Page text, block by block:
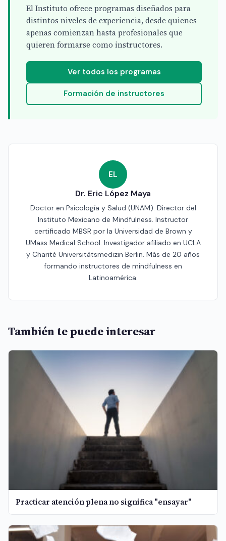
El Instituto ofrece programas diseñados para
distintos niveles de experiencia, desde quienes
apenas comienzan hasta profesionales que
quieren formarse como instructores.
Ver todos los programas
Formación de instructores
EL
Dr. Eric López Maya
Doctor en Psicología y Salud (UNAM). Director del
Instituto Mexicano de Mindfulness. Instructor
certificado MBSR por la Universidad de Brown y
UMass Medical School. Investigador afiliado en UCLA
y Charité Universitätsmedizin Berlin. Más de 20 años
formando instructores de mindfulness en
Latinoamérica.
También te puede interesar
Practicar atención plena no significa "ensayar"